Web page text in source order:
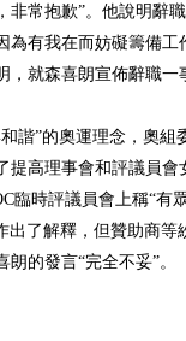
非常抱歉”。他說明辭
為有我在而妨礙籌備工
，就森喜朗宣佈辭職一
諧”的奧運理念，奧組
提高理事會和評議員會
臨時評議員會上稱“有
出了解釋，但贊助商等
的發言“完全不妥”。